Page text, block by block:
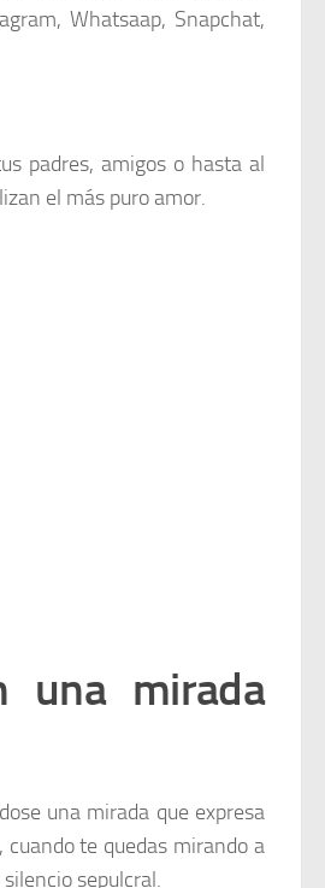
Whatsaap, Snapchat,
padres, amigos o hasta al
el más puro amor.
una mirada
una mirada que expresa
te quedas mirando a
sepulcral.